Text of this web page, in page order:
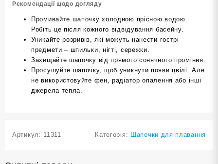
Рекомендації щодо догляду
Промивайте шапочку холодною прісною водою.
Робіть це після кожного відвідування басейну.
Уникайте розривів, які можуть нанести гострі
предмети – шпильки, нігті, сережки.
Захищайте шапочку від прямого сонячного проміння.
Просушуйте шапочку, щоб уникнути появи цвілі. Але
не використовуйте фен, радіатор опалення або інші
джерела тепла.
Артикул: 11311 Категорія: Шапочки для плавання